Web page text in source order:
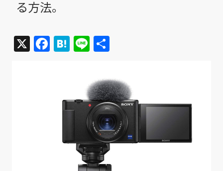
る方法。
X Facebook
Hatena
Line